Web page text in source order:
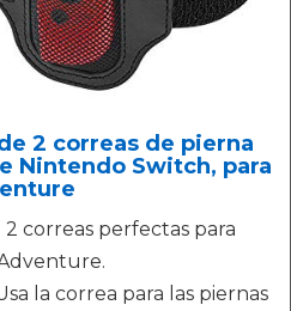
2 correas de pierna
Nintendo Switch, para
2 correas perfectas para
la correa para las piernas